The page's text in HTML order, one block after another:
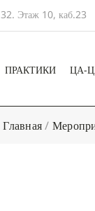
Этаж 10, каб.23
ПРАКТИКИ ЦА-
Главная/